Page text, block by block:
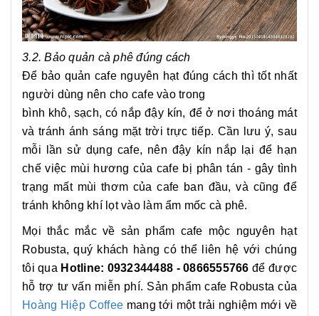
3.2. Bảo quản cà phê đúng cách
Để bảo quản cafe nguyên hạt đúng cách thì tốt nhất
người dùng nên cho cafe vào trong
bình khô, sạch, có nắp đậy kín, để ở nơi thoáng mát
và tránh ánh sáng mặt trời trực tiếp. Cần lưu ý, sau
mỗi lần sử dụng cafe, nên đậy kín nắp lại để hạn
chế việc mùi hương của cafe bị phân tán - gây tình
trạng mất mùi thơm của cafe ban đầu, và cũng để
tránh không khí lọt vào làm ẩm mốc cà phê.
Mọi thắc mắc về sản phẩm cafe mộc nguyên hạt
Robusta, quý khách hàng có thể liên hệ với chúng
tôi qua Hotline: 0932344488 - 0866555766 để được
hỗ trợ tư vấn miễn phí. Sản phẩm cafe Robusta của
Hoàng Hiệp Coffee mang tới một trải nghiệm mới về